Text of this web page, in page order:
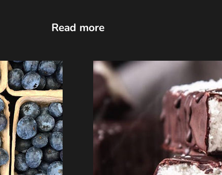
Read more